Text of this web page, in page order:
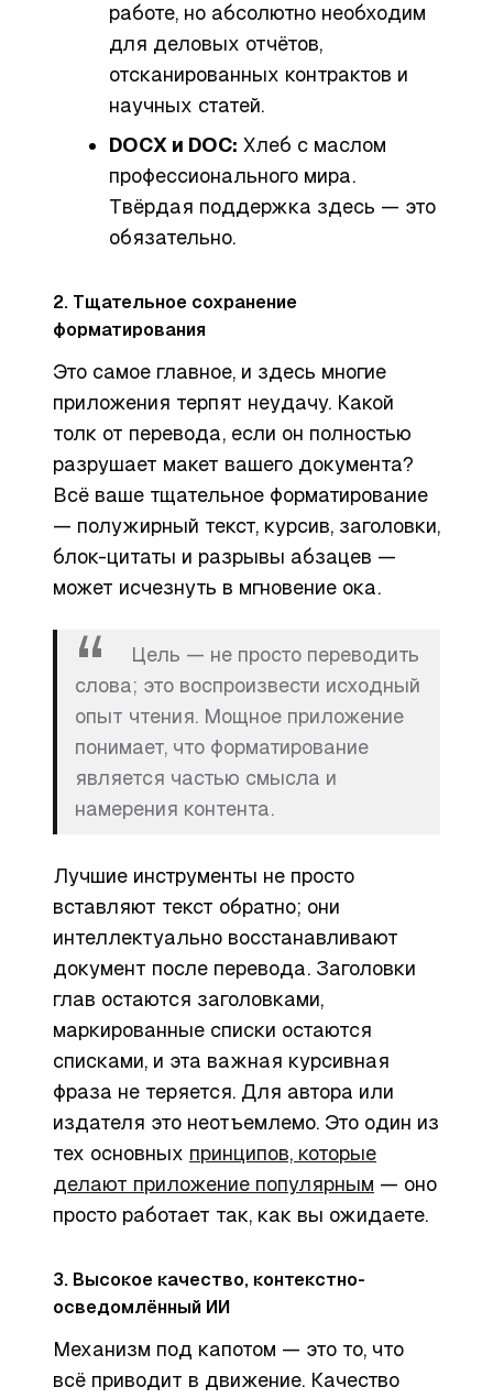
работе, но абсолютно необходим
для деловых отчётов,
отсканированных контрактов и
научных статей.
DOCX и DOC: Хлеб с маслом
профессионального мира.
Твёрдая поддержка здесь — это
обязательно.
2. Тщательное сохранение
форматирования
Это самое главное, и здесь многие
приложения терпят неудачу. Какой
толк от перевода, если он полностью
разрушает макет вашего документа?
Всё ваше тщательное форматирование
— полужирный текст, курсив, заголовки,
блок-цитаты и разрывы абзацев —
может исчезнуть в мгновение ока.
Цель — не просто переводить
слова; это воспроизвести исходный
опыт чтения. Мощное приложение
понимает, что форматирование
является частью смысла и
намерения контента.
Лучшие инструменты не просто
вставляют текст обратно; они
интеллектуально восстанавливают
документ после перевода. Заголовки
глав остаются заголовками,
маркированные списки остаются
списками, и эта важная курсивная
фраза не теряется. Для автора или
издателя это неотъемлемо. Это один из
тех основных принципов, которые
делают приложение популярным — оно
просто работает так, как вы ожидаете.
3. Высокое качество, контекстно-
осведомлённый ИИ
Механизм под капотом — это то, что
всё приводит в движение. Качество